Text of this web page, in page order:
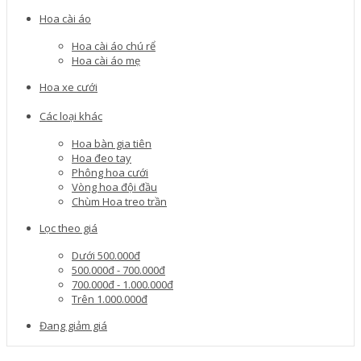
Hoa cài áo
Hoa cài áo chú rể
Hoa cài áo mẹ
Hoa xe cưới
Các loại khác
Hoa bàn gia tiên
Hoa đeo tay
Phông hoa cưới
Vòng hoa đội đầu
Chùm Hoa treo trần
Lọc theo giá
Dưới 500.000đ
500.000đ - 700.000đ
700.000đ - 1.000.000đ
Trên 1.000.000đ
Đang giảm giá